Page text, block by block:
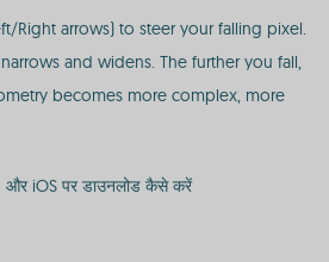
Right arrows) to steer your falling pixel.
and widens. The further you fall,
becomes more complex, more
iOS पर डाउनलोड कैसे करें